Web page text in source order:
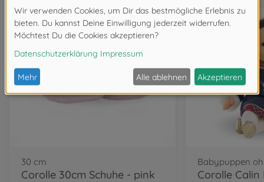
30 cm
Corolle 30cm Schuhe - pink
Babypuppen